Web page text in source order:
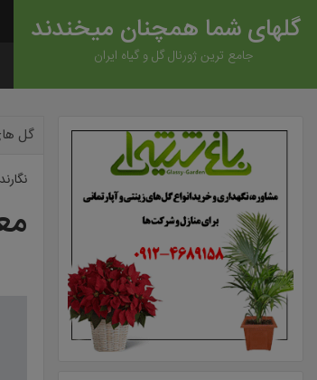
گلهای شما همچنان میخندند
جامع ترین ژورنال گل و گیاه ایران
گل